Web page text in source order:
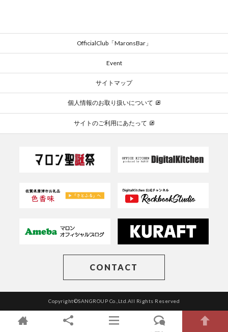
OfficialClub「MaronsBar」
Event
サイトマップ
個人情報のお取り扱いについて
サイトのご利用にあたって
CONTACT
Copyright©SANGROUP Co.,Ltd.All Rights Reserved